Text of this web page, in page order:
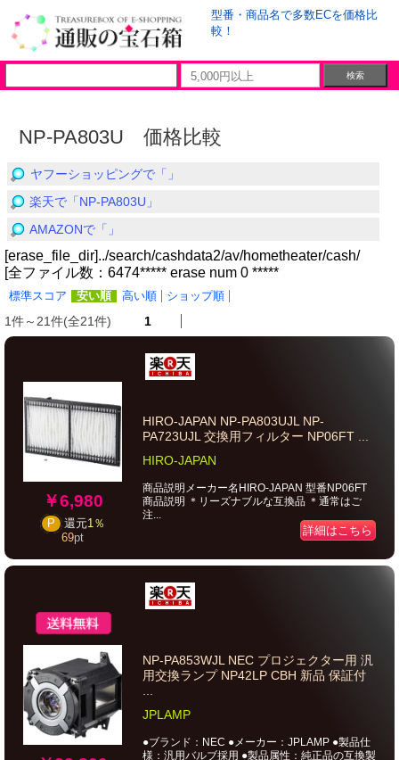
型番・商品名で多数ECを価格比
較！
NP-PA803U 価格比較
ヤフーショッピングで「」
楽天で「NP-PA803U」
AMAZONで「」
[erase_file_dir]../search/cashdata2/av/hometheater/cash/
[全ファイル数：6474***** erase num 0 *****
標準スコア 安い順 高い順 ショップ順
1件～21件(全21件) 1
￥6,980
P 還元1％
69pt
HIRO-JAPAN NP-PA803UJL NP-
PA723UJL 交換用フィルター NP06FT ...
HIRO-JAPAN
商品説明メーカー名HIRO-JAPAN 型番NP06FT
商品説明 ＊リーズナブルな互換品 ＊通常はご
注...
詳細はこちら
NP-PA853WJL NEC プロジェクター用 汎
用交換ランプ NP42LP CBH 新品 保証付
JPLAMP
●ブランド：NEC ●メーカー：JPLAMP ●製品仕
様：汎用バルブ採用 ●製品属性：純正品の互換製